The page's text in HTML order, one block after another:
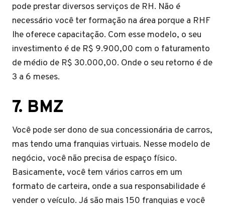
pode prestar diversos serviços de RH. Não é
necessário você ter formação na área porque a RHF
lhe oferece capacitação. Com esse modelo, o seu
investimento é de R$ 9.900,00 com o faturamento
de médio de R$ 30.000,00. Onde o seu retorno é de
3 a 6 meses.
7. BMZ
Você pode ser dono de sua concessionária de carros,
mas tendo uma franquias virtuais. Nesse modelo de
negócio, você não precisa de espaço físico.
Basicamente, você tem vários carros em um
formato de carteira, onde a sua responsabilidade é
vender o veículo. Já são mais 150 franquias e você